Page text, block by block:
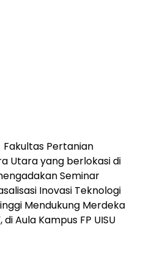
Fakultas Pertanian
Utara yang berlokasi di
Seminar
Inovasi Teknologi
Mendukung Merdeka
Aula Kampus FP UISU